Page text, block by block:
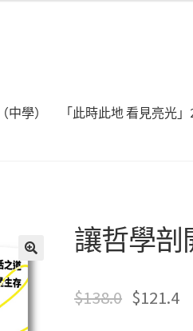
中學） 「此時此地 看見亮光
🔍
讓哲學剖
$138.0 $121.4